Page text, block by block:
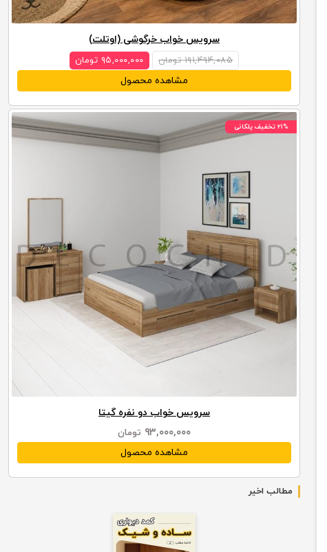
سرویس خواب خرگوشی (اوتلت)
۱۹۱,۴۹۴,۰۸۵ تومان ۹۵,۰۰۰,۰۰۰ تومان
مشاهده محصول
۲۱% تخفیف پلکانی
سرویس خواب دو نفره گیتا
۹۳,۰۰۰,۰۰۰ تومان
مشاهده محصول
مطالب اخیر